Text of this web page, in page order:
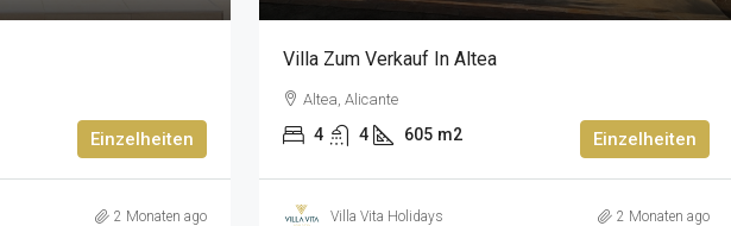
Einzelheiten
2 Monaten ago
Villa Zum Verkauf In Altea
Altea, Alicante
4 4 605 m2 Einzelheiten
Villa Vita Holidays 2 Monaten ago